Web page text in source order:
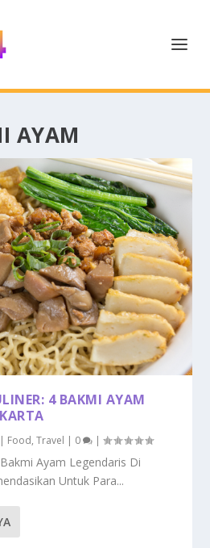
AYAM
4 BAKMI AYAM
| Food,Travel | 0 |
Ayam Legendaris Di
Untuk Para...